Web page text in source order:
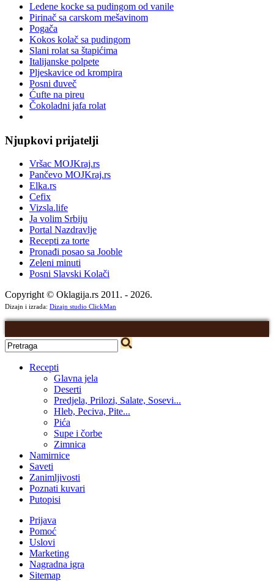
Ledene kocke sa pudingom od vanile
Pirinač sa carskom mešavinom
Pogača
Kokos kolač sa pudingom
Slani rolat sa štapićima
Italijanske polpete
Pljeskavice od krompira
Posni đuveč
Ćufte na pireu
Čokoladni jafa rolat
Njupkovi prijatelji
Vršac MOJKraj.rs
Pančevo MOJKraj.rs
Elka.rs
Cefix
Vizsla.life
Ja volim Srbiju
Portal Nazdravlje
Recepti za torte
Pronađi posao sa Jooble
Zeleni minuti
Posni Slavski Kolači
Copyright © Oklagija.rs 2011. - 2026.
Dizajn i izrada: Dizajn studio ClickMan
Recepti
Glavna jela
Deserti
Predjela, Prilozi, Salate, Sosevi...
Hleb, Peciva, Pite...
Pića
Supe i čorbe
Zimnica
Namirnice
Saveti
Zanimljivosti
Poznati kuvari
Putopisi
Prijava
Pomoć
Uslovi
Marketing
Nagradna igra
Sitemap